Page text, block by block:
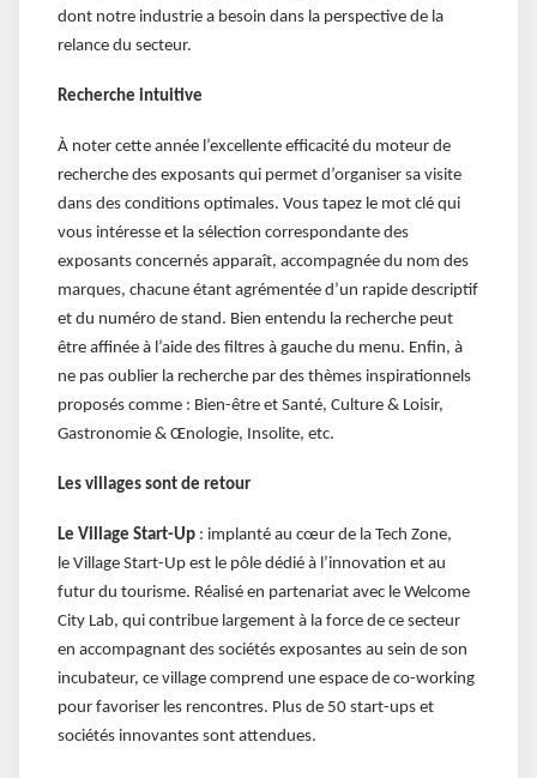
dont notre industrie a besoin dans la perspective de la
relance du secteur.
Recherche intuitive
À noter cette année l’excellente efficacité du moteur de
recherche des exposants qui permet d’organiser sa visite
dans des conditions optimales. Vous tapez le mot clé qui
vous intéresse et la sélection correspondante des
exposants concernés apparaît, accompagnée du nom des
marques, chacune étant agrémentée d’un rapide descriptif
et du numéro de stand. Bien entendu la recherche peut
être affinée à l’aide des filtres à gauche du menu. Enfin, à
ne pas oublier la recherche par des thèmes inspirationnels
proposés comme : Bien-être et Santé, Culture & Loisir,
Gastronomie & Œnologie, Insolite, etc.
Les villages sont de retour
Le Village Start-Up : implanté au cœur de la Tech Zone,
le Village Start-Up est le pôle dédié à l’innovation et au
futur du tourisme. Réalisé en partenariat avec le Welcome
City Lab, qui contribue largement à la force de ce secteur
en accompagnant des sociétés exposantes au sein de son
incubateur, ce village comprend une espace de co-working
pour favoriser les rencontres. Plus de 50 start-ups et
sociétés innovantes sont attendues.